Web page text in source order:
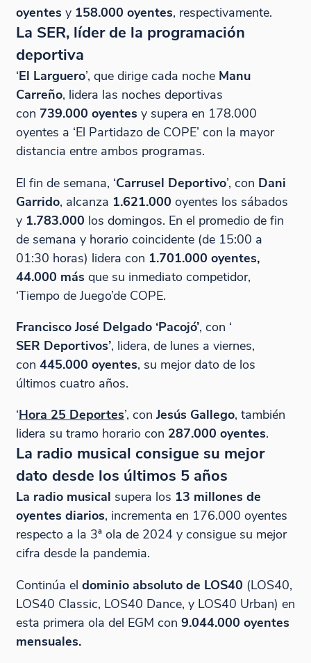
oyentes y158.000 oyentes, respectivamente.
La SER, líder de la programación
deportiva
‘El Larguero’, que dirige cada noche Manu
Carreño, lidera las noches deportivas
con 739.000 oyentes y supera en 178.000
oyentes a ‘El Partidazo de COPE’ con la mayor
distancia entre ambos programas.
El fin de semana, ‘Carrusel Deportivo’, con Dani
Garrido, alcanza 1.621.000 oyentes los sábados
y 1.783.000 los domingos. En el promedio de fin
de semana y horario coincidente (de 15:00 a
01:30 horas) lidera con 1.701.000 oyentes,
44.000 más que su inmediato competidor,
‘Tiempo de Juego’de COPE.
Francisco José Delgado ‘Pacojó’, con ‘
SER Deportivos’, lidera, de lunes a viernes,
con 445.000 oyentes, su mejor dato de los
últimos cuatro años.
‘Hora 25 Deportes’, con Jesús Gallego, también
lidera su tramo horario con 287.000 oyentes.
La radio musical consigue su mejor
dato desde los últimos 5 años
La radio musical supera los 13 millones de
oyentes diarios, incrementa en 176.000 oyentes
respecto a la 3ª ola de 2024 y consigue su mejor
cifra desde la pandemia.
Continúa el dominio absoluto de LOS40 (LOS40,
LOS40 Classic, LOS40 Dance, y LOS40 Urban) en
esta primera ola del EGM con 9.044.000 oyentes
mensuales.